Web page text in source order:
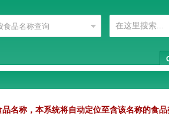
品名称，本系统将自动定位至含该名称的食